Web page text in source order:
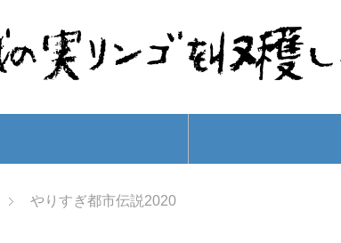
やりすぎ都市伝説2020